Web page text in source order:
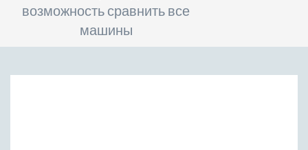
возможность сравнить все
машины